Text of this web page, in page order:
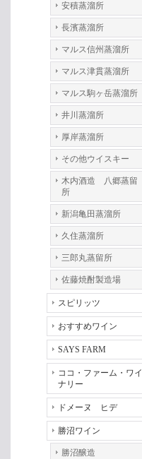
安積蒸溜所
長濱蒸溜所
マルス信州蒸溜所
マルス津貫蒸溜所
マルス駒ヶ岳蒸溜所
井川蒸溜所
厚岸蒸溜所
その他ウイスキー
木内酒造 八郷蒸留
所
新潟亀田蒸溜所
久住蒸溜所
三郎丸蒸留所
佐藤焼酎製造場
スピリッツ
おすすめワイン
SAYS FARM
ココ・ファーム・ワイ
ナリー
ドメーヌ ヒデ
勝沼ワイン
勝沼醸造